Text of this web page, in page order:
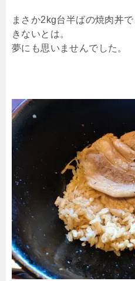
まさか2kg台半ばの焼肉丼
きないとは。
夢にも思いませんでした。